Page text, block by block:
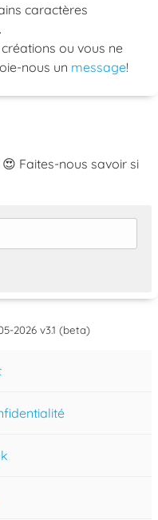
caractères
ou vous ne
nous un message!
Faites-nous savoir si
-2026 v3.1 (beta)